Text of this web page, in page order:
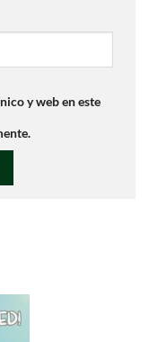
y web en este